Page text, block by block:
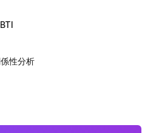
性分析